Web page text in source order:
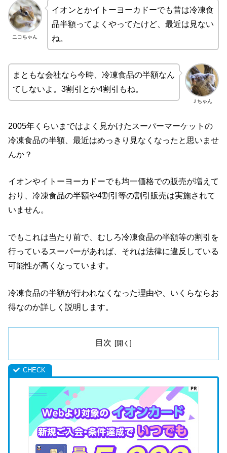
ニコちゃん
イオンとかイトーヨーカドーでも昔は冷凍食
品半額ってよくやってたけど、最近は見ない
ね。
Ｊちゃん
まともな会社なら今時、冷凍食品の半額なん
てしないよ。3割引とか4割引もね。
2005年くらいまではよく見かけたスーパーマーケットの
冷凍食品の半額、最近はめっきり見なくなったと思いませ
んか？
イオンやイトーヨーカドーでも均一価格での販売が増えて
おり、冷凍食品の半額や4割引等の割引販売は実施されて
いません。
でもこれは当たり前で、むしろ冷凍食品の半額等の割引を
行っているスーパーがあれば、それは法律に違反している
可能性が高くなっています。
冷凍食品の半額が行われなくなった理由や、いくらならお
得なのか詳しく説明します。
目次